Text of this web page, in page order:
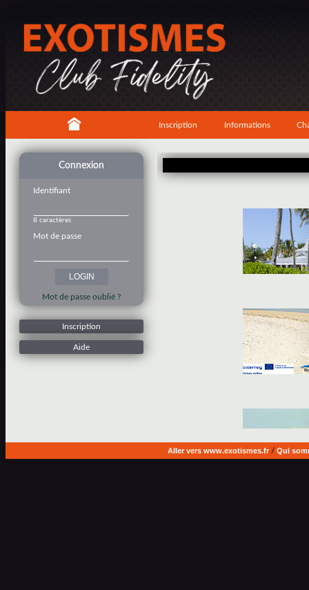
Inscription Informations
Connexion
Identifiant
8 caractères
Mot de passe
Mot de passe oublié ?
Inscription
Aide
Aller vers www.exotismes.fr/ Qui